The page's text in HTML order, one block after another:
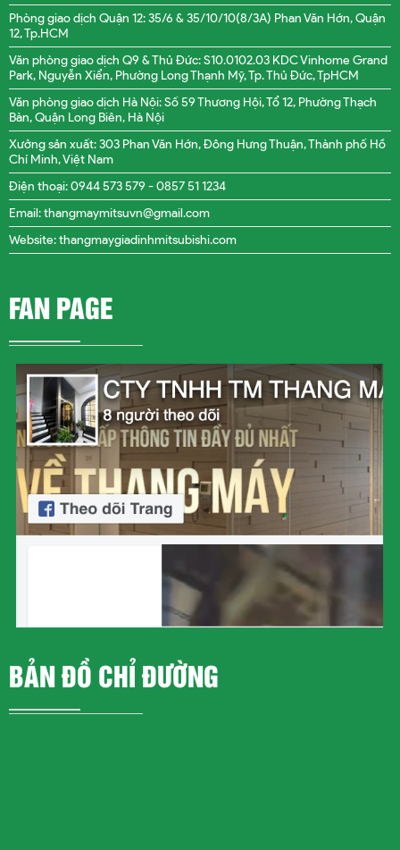
Phòng giao dịch Quận 12: 35/6 & 35/10/10(8/3A) Phan Văn Hớn, Quận
12, Tp.HCM
Văn phòng giao dịch Q9 & Thủ Đức: S10.0102.03 KDC Vinhome Grand
Park, Nguyễn Xiển, Phường Long Thạnh Mỹ, Tp. Thủ Đức, TpHCM
Văn phòng giao dịch Hà Nội: Số 59 Thương Hội, Tổ 12, Phường Thạch
Bàn, Quận Long Biên, Hà Nội
Xưởng sản xuất: 303 Phan Văn Hớn, Đông Hưng Thuận, Thành phố Hồ
Chí Minh, Việt Nam
Điện thoại: 0944 573 579 - 0857 51 1234
Email: thangmaymitsuvn@gmail.com
Website: thangmaygiadinhmitsubishi.com
FAN PAGE
BẢN ĐỒ CHỈ ĐƯỜNG